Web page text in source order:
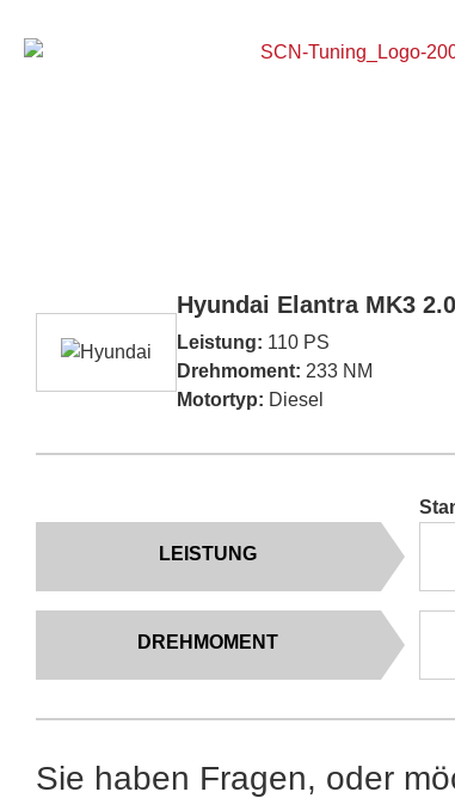
Hyundai Elantra MK3
Leistung: 110 PS
Drehmoment: 233 NM
Motortyp: Diesel
LEISTUNG
DREHMOMENT
Sie haben Fragen, oder